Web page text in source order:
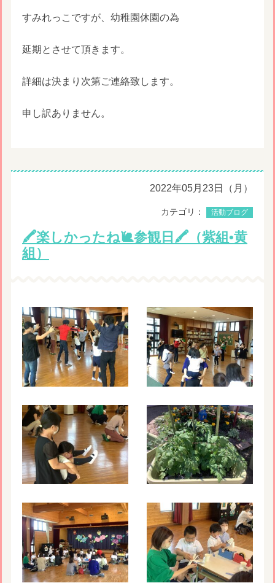
すみれっこですが、幼稚園休園の為
延期とさせて頂きます。
詳細は決まり次第ご連絡致します。
申し訳ありません。
2022年05月23日（月）
カテゴリ： 活動ブログ
🖍楽しかったね🐌参観日🖍（紫組•黄
組）